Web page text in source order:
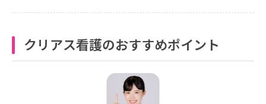
クリアス看護のおすすめポイント